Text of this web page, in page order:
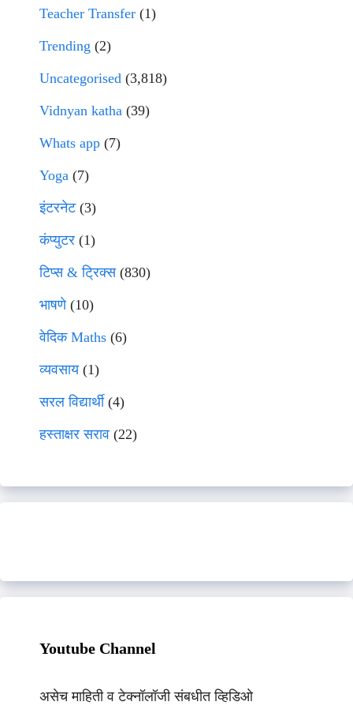
Teacher Transfer (1)
Trending (2)
Uncategorised (3,818)
Vidnyan katha (39)
Whats app (7)
Yoga (7)
इंटरनेट(3)
कंप्युटर (1)
टिप्स & ट्रिक्स(830)
भाषणे(10)
वेदिक Maths (6)
व्यवसाय(1)
सरल विद्यार्थी(4)
हस्ताक्षर सराव (22)
Youtube Channel
असेच माहिती व टेक्नॉलॉजी संबधीत व्हिडिओ